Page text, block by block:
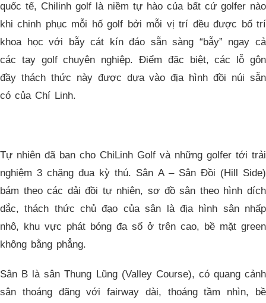
quốc tế, Chilinh golf là niềm tự hào của bất cứ golfer nào
khi chinh phục mỗi hố golf bởi mỗi vị trí đều được bố trí
khoa học với bẫy cát kín đáo sẵn sàng “bẫy” ngay cả
các tay golf chuyên nghiệp. Điểm đặc biệt, các lỗ gôn
đầy thách thức này được dựa vào địa hình đồi núi sẵn
có của Chí Linh.
Tự nhiên đã ban cho ChiLinh Golf và những golfer tới trải
nghiệm 3 chặng đua kỳ thú. Sân A – Sân Đồi (Hill Side)
bám theo các dải đồi tự nhiên, sơ đồ sân theo hình dích
dắc, thách thức chủ đạo của sân là địa hình sân nhấp
nhô, khu vực phát bóng đa số ở trên cao, bề mặt green
không bằng phẳng.
Sân B là sân Thung Lũng (Valley Course), có quang cảnh
sân thoáng đãng với fairway dài, thoáng tầm nhìn, bề